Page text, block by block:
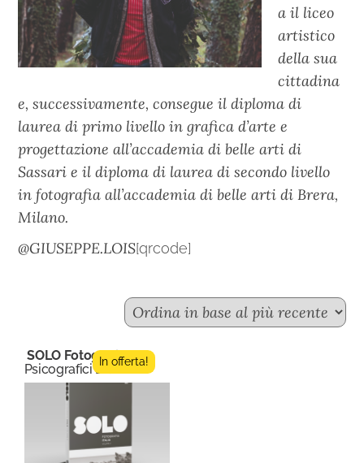
a il liceo
artistico
della sua
cittadina
e, successivamente, consegue il diploma di
laurea di primo livello in grafica d’arte e
progettazione all’accademia di belle arti di
Sassari e il diploma di laurea di secondo livello
in fotografia all’accademia di belle arti di Brera,
Milano.
@GIUSEPPE.LOIS[qrcode]
SOLO Fotografia 2
Psicografici Editore
In offerta!